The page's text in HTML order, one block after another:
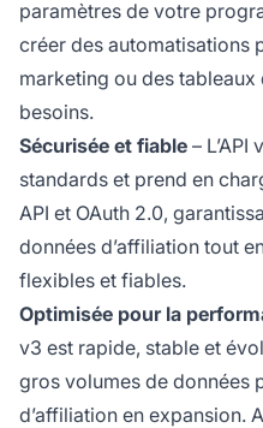
paramètres de votre
créer des automatisations
marketing ou des
besoins.
Sécurisée et fiable –
standards et prend en
API et OAuth 2.0,
données d’affiliation tout
flexibles et fiables.
Optimisée pour la
v3 est rapide, stable et
gros volumes de données
d’affiliation en expansion.